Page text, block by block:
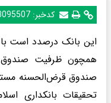
کدخبر:
این بانک درصدد است
همچون ظرفیت صندوق
صندوق قرض‌الحسنه
تحقیقات بانکداری